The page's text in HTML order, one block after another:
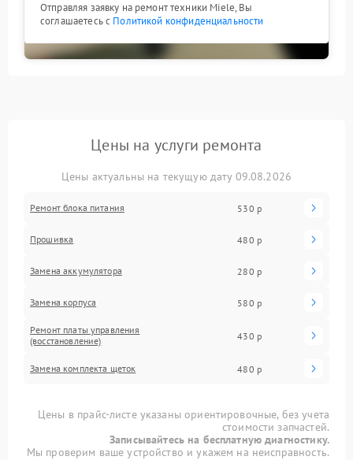
Отправляя заявку на ремонт техники Miele, Вы
соглашаетесь с Политикой конфиденциальности
Цены на услуги ремонта
Цены актуальны на текущую дату 09.08.2026
Ремонт блока питания 530 р
Прошивка 480 р
Замена аккумулятора 280 р
Замена корпуса 580 р
Ремонт платы управления
(восстановление)
430 р
Замена комплекта щеток 480 р
Цены в прайс-листе указаны ориентировочные, без учета
стоимости запчастей.
Записывайтесь на бесплатную диагностику.
Мы проверим ваше устройство и укажем на неисправность.